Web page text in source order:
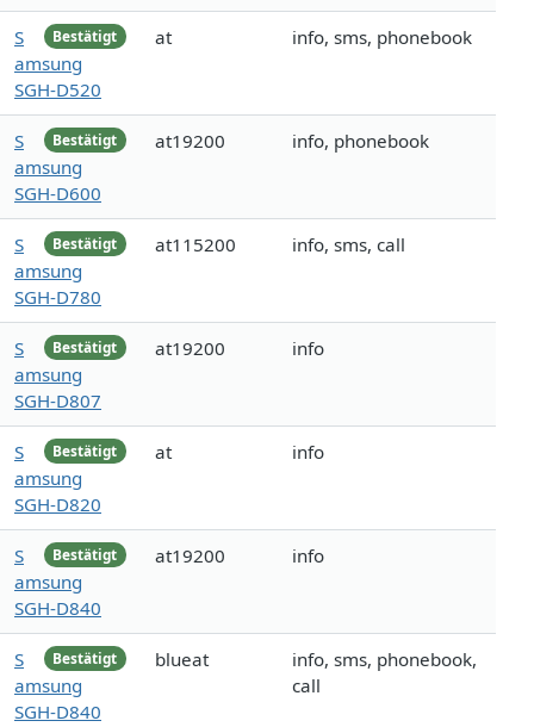
Bestätigt
S
amsung
SGH-D520
at info, sms, phonebook
Bestätigt
S
amsung
SGH-D600
at19200 info, phonebook
Bestätigt
S
amsung
SGH-D780
at115200 info, sms, call
Bestätigt
S
amsung
SGH-D807
at19200 info
Bestätigt
S
amsung
SGH-D820
at info
Bestätigt
S
amsung
SGH-D840
at19200 info
Bestätigt
S
amsung
SGH-D840
blueat
info, sms, phonebook,
call